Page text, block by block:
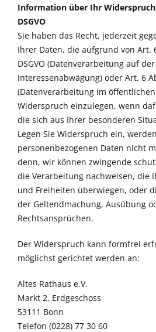
Information über Ihr
DSGVO
Sie haben das Recht, jederzeit
Ihrer Daten, die aufgrund von Art.
DSGVO (Datenverarbeitung auf
Interessenabwägung) oder Art. 6
(Datenverarbeitung im
Widerspruch einzulegen, wenn
die sich aus Ihrer besonderen
Legen Sie Widerspruch ein,
personenbezogenen Daten nicht
denn, wir können zwingende
die Verarbeitung nachweisen, die
und Freiheiten überwiegen, oder
der Geltendmachung, Ausübung
Rechtsansprüchen.
Der Widerspruch kann formfrei
möglichst gerichtet werden an:
Altes Rathaus e.V.
Markt 2, Erdgeschoss
53111 Bonn
Telefon (0228) 77 30 60